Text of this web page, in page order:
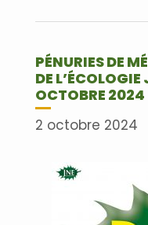
PÉNURIES DE
DE
OCTOBRE 2024
2 octobre 2024